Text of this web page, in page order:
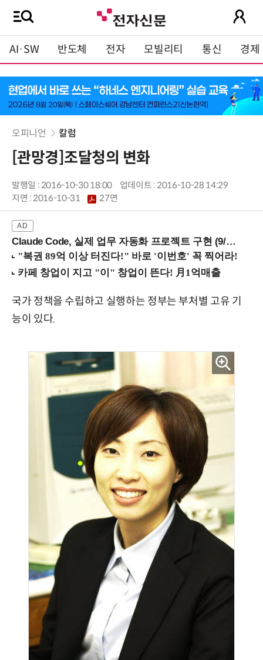
AI·SW 반도체 전자 모빌리티 통신 경제
오피니언 칼럼
[관망경]조달청의 변화
발행일 : 2016-10-30 18:00
업데이트 : 2016-10-28 14:29
지면 :2016-10-31 27면
Claude Code, 실제 업무 자동화 프로젝트 구현 (9/16 ~17 강남역)
국가 정책을 수립하고 실행하는 정부는 부처별 고유 기
능이 있다.